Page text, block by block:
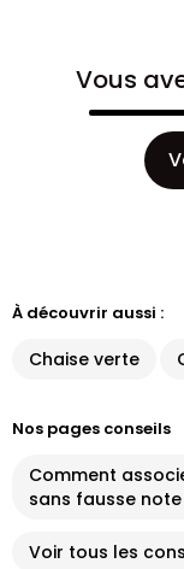
Vous
À découvrir aussi :
Chaise verte
Nos pages conseils
Comment
sans fausse note
Voir tous les